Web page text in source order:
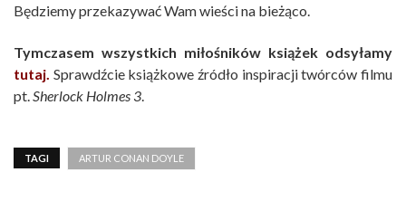
Będziemy przekazywać Wam wieści na bieżąco.
Tymczasem wszystkich miłośników książek odsyłamy
tutaj. Sprawdźcie książkowe źródło inspiracji twórców filmu
pt. Sherlock Holmes 3
TAGI ARTUR CONAN DOYLE